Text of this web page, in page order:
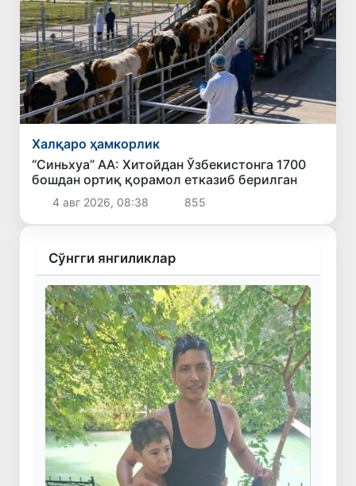
Халқаро ҳамкорлик
“Синьхуа” АА: Хитойдан Ўзбекистонга 1700
бошдан ортиқ қорамол етказиб берилган
4 авг 2026, 08:38 855
Сўнгги янгиликлар